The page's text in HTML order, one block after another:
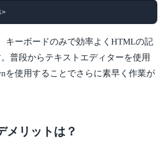
キーボードのみで効率よくHTMLの記
普段からテキストエディターを使用
を使用することでさらに素早く作業が
メリットは？